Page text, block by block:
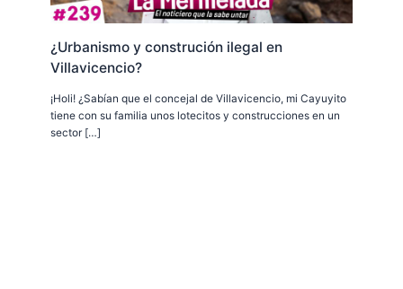
¿Urbanismo y construción ilegal en
Villavicencio?
¡Holi! ¿Sabían que el concejal de Villavicencio, mi Cayuyito
tiene con su familia unos lotecitos y construcciones en un
sector […]